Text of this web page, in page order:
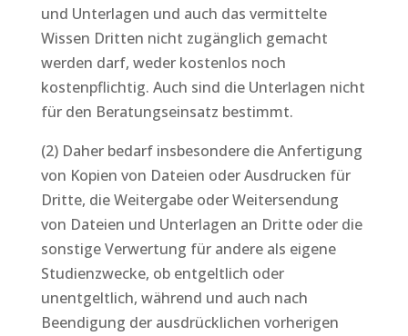
und Unterlagen und auch das vermittelte
Wissen Dritten nicht zugänglich gemacht
werden darf, weder kostenlos noch
kostenpflichtig. Auch sind die Unterlagen nicht
für den Beratungseinsatz bestimmt.
(2) Daher bedarf insbesondere die Anfertigung
von Kopien von Dateien oder Ausdrucken für
Dritte, die Weitergabe oder Weitersendung
von Dateien und Unterlagen an Dritte oder die
sonstige Verwertung für andere als eigene
Studienzwecke, ob entgeltlich oder
unentgeltlich, während und auch nach
Beendigung der ausdrücklichen vorherigen